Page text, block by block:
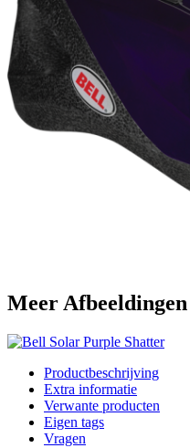
Meer Afbeeldingen
Productbeschrijving
Extra informatie
Verwante producten
Eigen tags
Vragen